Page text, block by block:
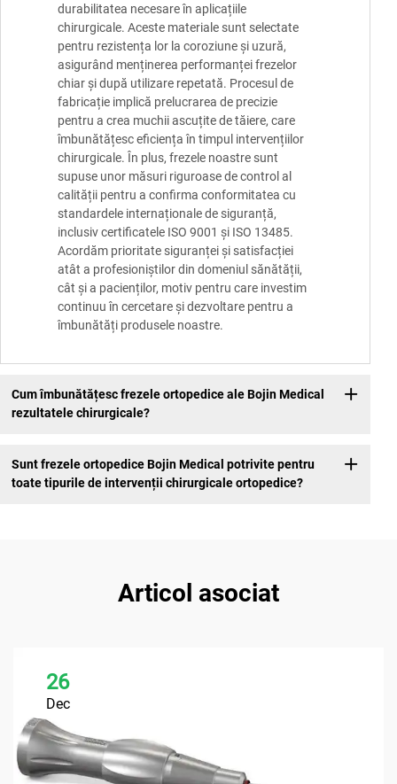
durabilitatea necesare în aplicațiile
chirurgicale. Aceste materiale sunt selectate
pentru rezistența lor la coroziune și uzură,
asigurând menținerea performanței frezelor
chiar și după utilizare repetată. Procesul de
fabricație implică prelucrarea de precizie
pentru a crea muchii ascuțite de tăiere, care
îmbunătățesc eficiența în timpul intervențiilor
chirurgicale. În plus, frezele noastre sunt
supuse unor măsuri riguroase de control al
calității pentru a confirma conformitatea cu
standardele internaționale de siguranță,
inclusiv certificatele ISO 9001 și ISO 13485.
Acordăm prioritate siguranței și satisfacției
atât a profesioniștilor din domeniul sănătății,
cât și a pacienților, motiv pentru care investim
continuu în cercetare și dezvoltare pentru a
îmbunătăți produsele noastre.
Cum îmbunătățesc frezele ortopedice ale Bojin Medical
rezultatele chirurgicale?
Sunt frezele ortopedice Bojin Medical potrivite pentru
toate tipurile de intervenții chirurgicale ortopedice?
Articol asociat
26
Dec